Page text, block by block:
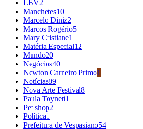
LBV2
Manchetes10
Marcelo Diniz2
Marcos Rogério5
Mary Cristiane1
Matéria Especial12
Mundo20
Negócios40
Newton Carneiro Primo1
Notícias89
Nova Arte Festival8
Paula Toyneti1
Pet shop2
Política1
Prefeitura de Vespasiano54